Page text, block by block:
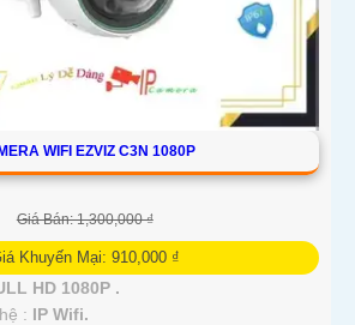
WIFI EZVIZ C3N 1080P
Giá Bán: 1,300,000 ₫
Khuyến Mại: 910,000 ₫
HD 1080P .
: IP Wifi.